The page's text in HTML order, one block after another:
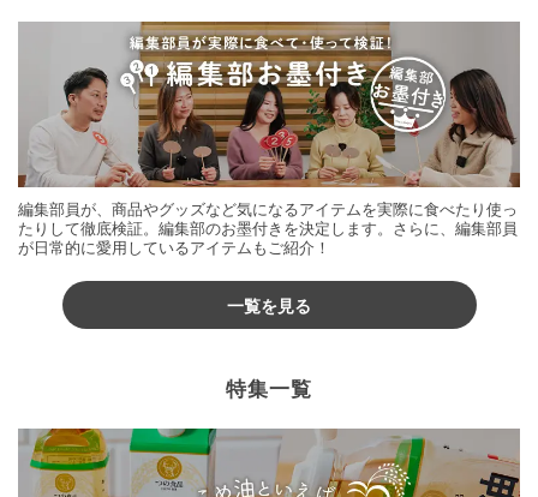
編集部員が、商品やグッズなど気になるアイテムを実際に食べたり使っ
たりして徹底検証。編集部のお墨付きを決定します。さらに、編集部員
が日常的に愛用しているアイテムもご紹介！
一覧を見る
特集一覧